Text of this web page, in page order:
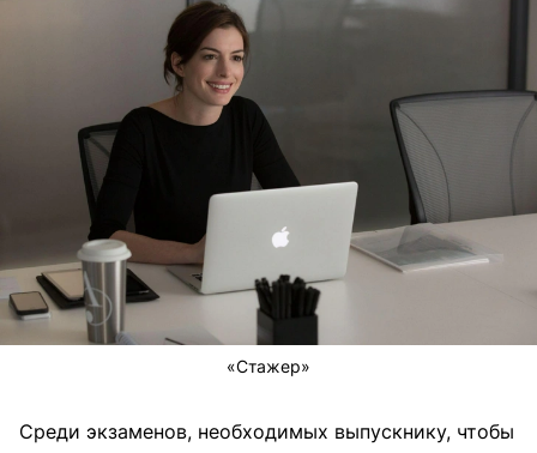
«Стажер»
Среди экзаменов, необходимых выпускнику, чтобы